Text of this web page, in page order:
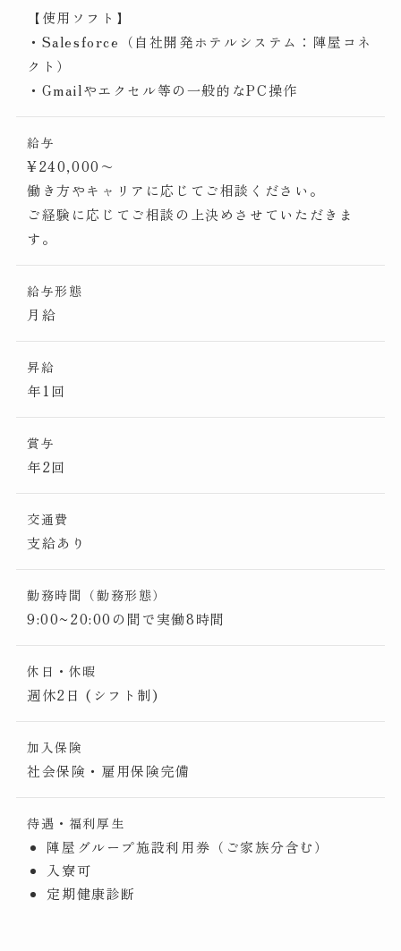
【使用ソフト】
・Salesforce（自社開発ホテルシステム：陣屋コネ
クト）
・Gmailやエクセル等の一般的なPC操作
給与
¥240,000〜
働き方やキャリアに応じてご相談ください。
ご経験に応じてご相談の上決めさせていただきま
す。
給与形態
月給
昇給
年1回
賞与
年2回
交通費
支給あり
勤務時間（勤務形態）
9:00~20:00の間で実働8時間
休日・休暇
週休2日 (シフト制)
加入保険
社会保険・雇用保険完備
待遇・福利厚生
陣屋グループ施設利用券（ご家族分含む）
入寮可
定期健康診断